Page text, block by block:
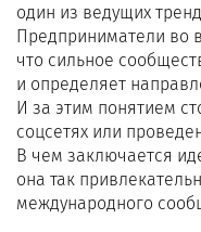
один из ведущих
Предприниматели во
что сильное
и определяет
И за этим понятием
соцсетях или
В чем заключается
она так
международного